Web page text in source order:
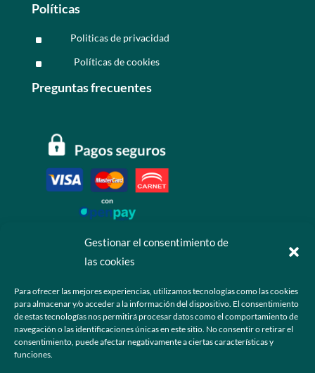
Gestionar el consentimiento de
las cookies
Para ofrecer las mejores experiencias, utilizamos tecnologías como las cookies
para almacenar y/o acceder a la información del dispositivo. El consentimiento
de estas tecnologías nos permitirá procesar datos como el comportamiento de
navegación o las identificaciones únicas en este sitio. No consentir o retirar el
consentimiento, puede afectar negativamente a ciertas características y
funciones.
Políticas
^ Politicas de privacidad
^ Políticas de cookies
Preguntas frecuentes
 +52 55 6173 7725 (Ventas)
 hola@grupo-omk.com